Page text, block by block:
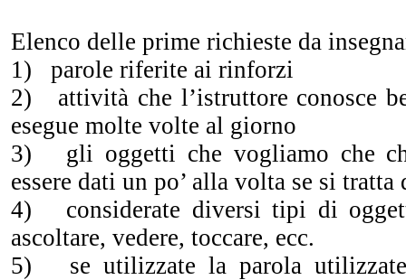
Elenco delle prime richieste da
1) parole riferite ai rinforzi
2) attività che l’istruttore conosce
esegue molte volte al giorno
3) gli oggetti che vogliamo che
essere dati un po’ alla volta se si
4) considerate diversi tipi di
ascoltare, vedere, toccare, ecc.
5) se utilizzate la parola